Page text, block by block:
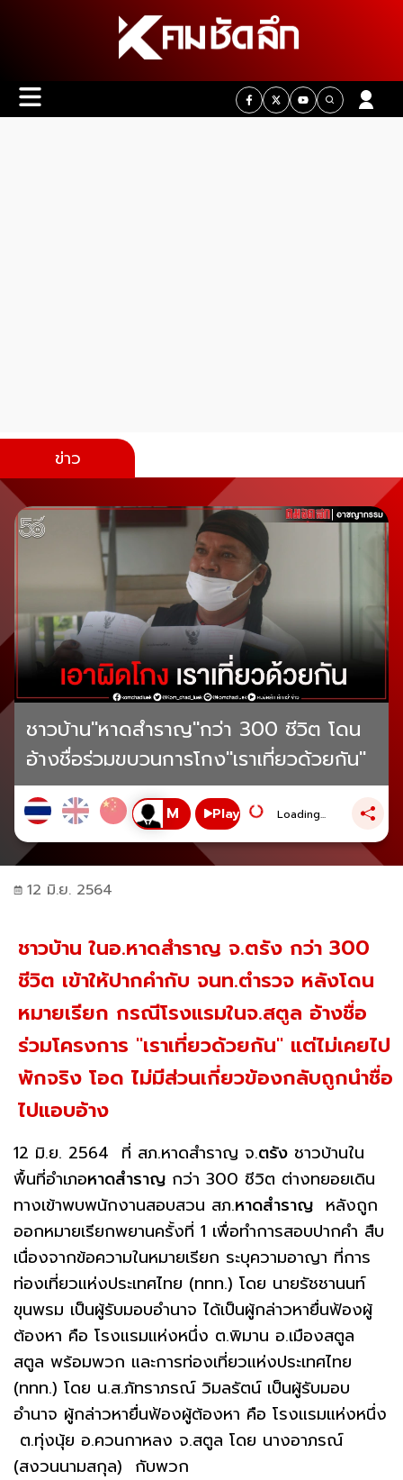
ข่าว
ชาวบ้าน"หาดสำราญ"กว่า 300 ชีวิต โดน
อ้างชื่อร่วมขบวนการโกง"เราเที่ยวด้วยกัน"
Play Loading...
12 มิ.ย. 2564
ชาวบ้าน ในอ.หาดสำราญ จ.ตรัง กว่า 300
ชีวิต เข้าให้ปากคำกับ จนท.ตำรวจ หลังโดน
หมายเรียก กรณีโรงแรมในจ.สตูล อ้างชื่อ
ร่วมโครงการ "เราเที่ยวด้วยกัน" แต่ไม่เคยไป
พักจริง โอด ไม่มีส่วนเกี่ยวข้องกลับถูกนำชื่อ
ไปแอบอ้าง
12 มิ.ย. 2564 ที่ สภ.หาดสำราญ จ.ตรัง ชาวบ้านใน
พื้นที่อำเภอหาดสำราญ กว่า 300 ชีวิต ต่างทยอยเดิน
ทางเข้าพบพนักงานสอบสวน สภ.หาดสำราญ หลังถูก
ออกหมายเรียกพยานครั้งที่ 1 เพื่อทำการสอบปากคำ สืบ
เนื่องจากข้อความในหมายเรียก ระบุความอาญา ที่การ
ท่องเที่ยวแห่งประเทศไทย (ททท.) โดย นายรัชชานนท์
ขุนพรม เป็นผู้รับมอบอำนาจ ได้เป็นผู้กล่าวหายื่นฟ้องผู้
ต้องหา คือ โรงแรมแห่งหนึ่ง ต.พิมาน อ.เมืองสตูล
สตูล พร้อมพวก และการท่องเที่ยวแห่งประเทศไทย
(ททท.) โดย น.ส.ภัทราภรณ์ วิมลรัตน์ เป็นผู้รับมอบ
อำนาจ ผู้กล่าวหายื่นฟ้องผู้ต้องหา คือ โรงแรมแห่งหนึ่ง
ต.ทุ่งนุ้ย อ.ควนกาหลง จ.สตูล โดย นางอาภรณ์
(สงวนนามสกุล) กับพวก